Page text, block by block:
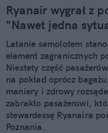
Ryanair wygrał z
"Nawet jedna
Latanie samolotem
element zagranicznych
Niestety część
na pokład oprócz
maniery i zdrowy
zabrakło pasażerowi,
stewardessę Ryanaira
Poznania.